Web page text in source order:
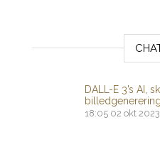
DALL-E 3’s AI,
18:05 02 okt 2023